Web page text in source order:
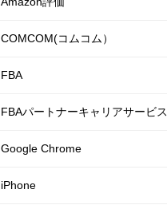
COMCOM(コムコム）
FBA
FBAパートナーキャリアサービス
Google Chrome
iPhone